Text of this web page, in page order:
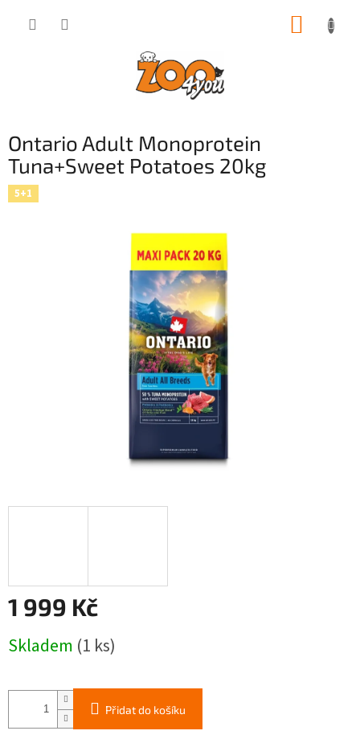
Ontario Adult Monoprotein
Tuna+Sweet Potatoes 20kg
5+1
1 999 Kč
cena:
Skladem (1 ks)
Přidat do košíku